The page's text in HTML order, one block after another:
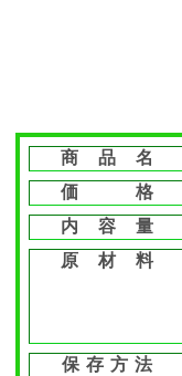
商 品 名
価 格
内 容 量
原 材 料
保 存 方 法